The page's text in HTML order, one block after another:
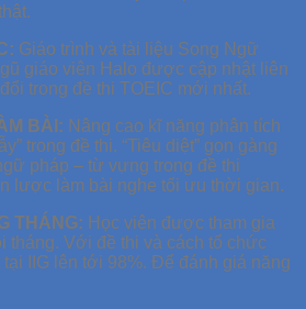
Giáo trình và tài liệu Song Ngữ
giáo viên Halo được cập nhật liên
trong đề thi TOEIC mới nhất.
BÀI: Nâng cao kĩ năng phân tích
trong đề thi. “Tiêu diệt” gọn gàng
pháp – từ vựng trong đề thi
lược làm bài nghe tối ưu thời gian.
THÁNG: Học viên được tham gia
tháng. Với đề thi và cách tổ chức
IIG lên tới 98%. Để đánh giá năng